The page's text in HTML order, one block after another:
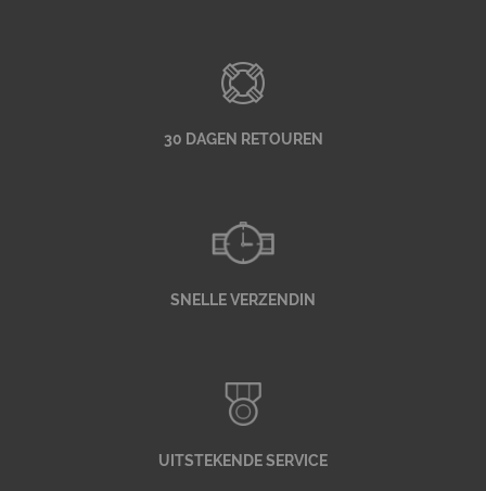
30 DAGEN RETOUREN
SNELLE VERZENDIN
UITSTEKENDE SERVICE